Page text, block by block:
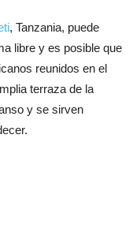
, Tanzania, puede
libre y es posible que
reunidos en el
terraza de la
y se sirven